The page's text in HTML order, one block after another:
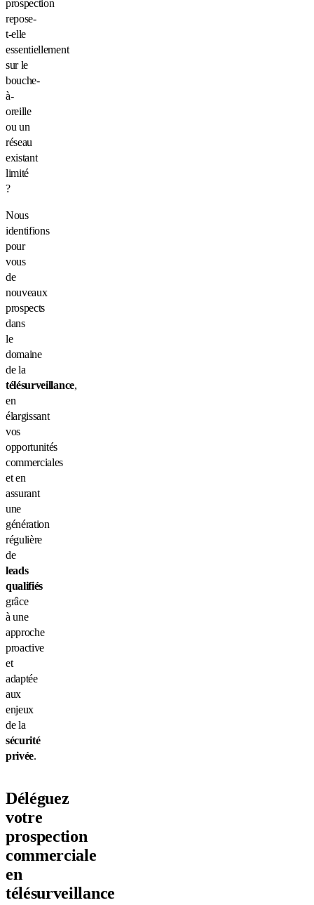
prospection
repose-
t-elle
essentiellement
sur le
bouche-
à-
oreille
ou un
réseau
existant
limité
?
Nous
identifions
pour
vous
de
nouveaux
prospects
dans
le
domaine
de la
télésurveillance,
en
élargissant
vos
opportunités
commerciales
et en
assurant
une
génération
régulière
de
leads
qualifiés
grâce
à une
approche
proactive
et
adaptée
aux
enjeux
de la
sécurité
privée.
Déléguez
votre
prospection
commerciale
en
télésurveillance